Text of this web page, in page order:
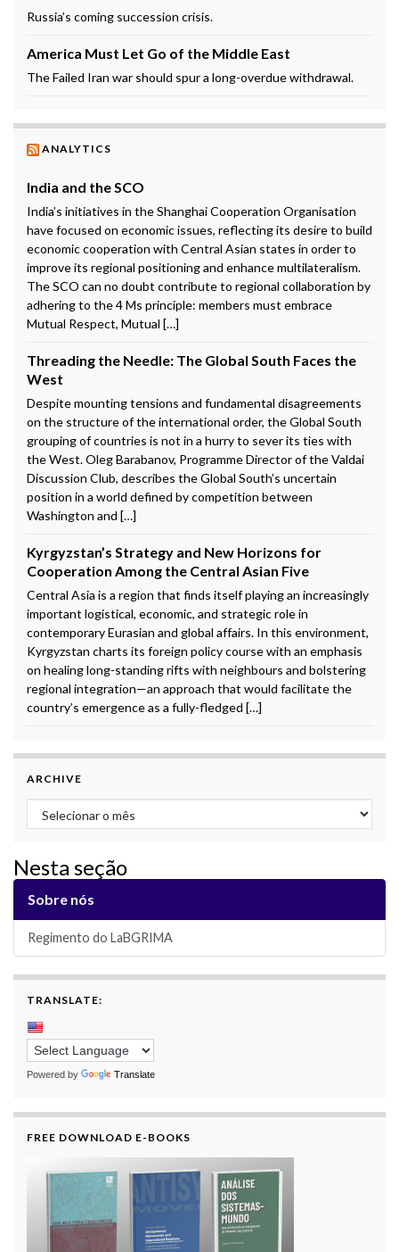
Russia’s coming succession crisis.
America Must Let Go of the Middle East
The Failed Iran war should spur a long-overdue withdrawal.
ANALYTICS
India and the SCO
India’s initiatives in the Shanghai Cooperation Organisation
have focused on economic issues, reflecting its desire to build
economic cooperation with Central Asian states in order to
improve its regional positioning and enhance multilateralism.
The SCO can no doubt contribute to regional collaboration by
adhering to the 4 Ms principle: members must embrace
Mutual Respect, Mutual […]
Threading the Needle: The Global South Faces the
West
Despite mounting tensions and fundamental disagreements
on the structure of the international order, the Global South
grouping of countries is not in a hurry to sever its ties with
the West. Oleg Barabanov, Programme Director of the Valdai
Discussion Club, describes the Global South’s uncertain
position in a world defined by competition between
Washington and […]
Kyrgyzstan’s Strategy and New Horizons for
Cooperation Among the Central Asian Five
Central Asia is a region that finds itself playing an increasingly
important logistical, economic, and strategic role in
contemporary Eurasian and global affairs. In this environment,
Kyrgyzstan charts its foreign policy course with an emphasis
on healing long-standing rifts with neighbours and bolstering
regional integration—an approach that would facilitate the
country’s emergence as a fully-fledged […]
ARCHIVE
Archive
Nesta seção
Sobre nós
Regimento do LaBGRIMA
TRANSLATE:
Powered by Translate
FREE DOWNLOAD E-BOOKS